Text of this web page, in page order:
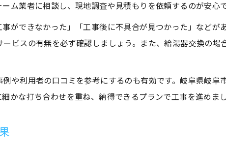
給湯器交換を見逃さない水回りリフォームの工夫
水回りリフォームで失敗しない交換時期の見極め
ム業者に相談し、現地調査や見積もりを依頼するのが安心で
ができなかった」「工事後に不具合が見つかった」などが
ビスの有無を必ず確認しましょう。また、給湯器交換の
や利用者の口コミを参考にするのも有効です。岐阜県岐
かな打ち合わせを重ね、納得できるプランで工事を進めまし